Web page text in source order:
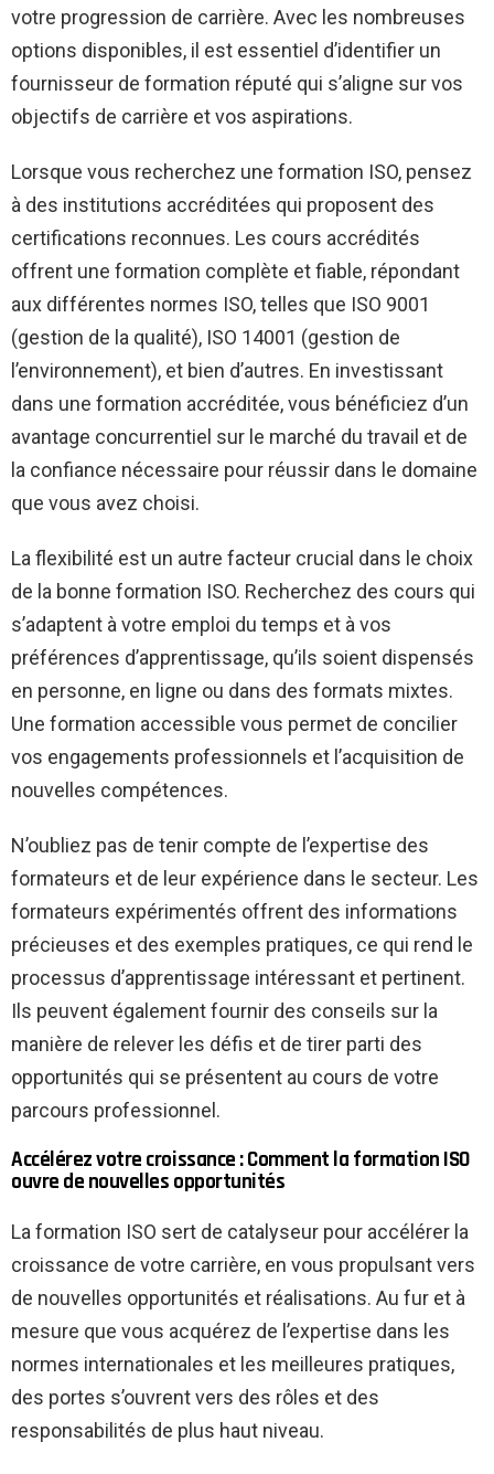
votre progression de carrière. Avec les nombreuses
options disponibles, il est essentiel d’identifier un
fournisseur de formation réputé qui s’aligne sur vos
objectifs de carrière et vos aspirations.
Lorsque vous recherchez une formation ISO, pensez
à des institutions accréditées qui proposent des
certifications reconnues. Les cours accrédités
offrent une formation complète et fiable, répondant
aux différentes normes ISO, telles que ISO 9001
(gestion de la qualité), ISO 14001 (gestion de
l’environnement), et bien d’autres. En investissant
dans une formation accréditée, vous bénéficiez d’un
avantage concurrentiel sur le marché du travail et de
la confiance nécessaire pour réussir dans le domaine
que vous avez choisi.
La flexibilité est un autre facteur crucial dans le choix
de la bonne formation ISO. Recherchez des cours qui
s’adaptent à votre emploi du temps et à vos
préférences d’apprentissage, qu’ils soient dispensés
en personne, en ligne ou dans des formats mixtes.
Une formation accessible vous permet de concilier
vos engagements professionnels et l’acquisition de
nouvelles compétences.
N’oubliez pas de tenir compte de l’expertise des
formateurs et de leur expérience dans le secteur. Les
formateurs expérimentés offrent des informations
précieuses et des exemples pratiques, ce qui rend le
processus d’apprentissage intéressant et pertinent.
Ils peuvent également fournir des conseils sur la
manière de relever les défis et de tirer parti des
opportunités qui se présentent au cours de votre
parcours professionnel.
Accélérez votre croissance : Comment la formation ISO
ouvre de nouvelles opportunités
La formation ISO sert de catalyseur pour accélérer la
croissance de votre carrière, en vous propulsant vers
de nouvelles opportunités et réalisations. Au fur et à
mesure que vous acquérez de l’expertise dans les
normes internationales et les meilleures pratiques,
des portes s’ouvrent vers des rôles et des
responsabilités de plus haut niveau.